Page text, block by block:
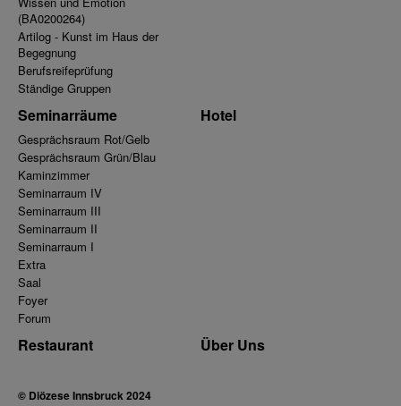
(BA0200264)
Artilog - Kunst im Haus der
Begegnung
Berufsreifeprüfung
Ständige Gruppen
Seminarräume
Gesprächsraum Rot/Gelb
Gesprächsraum Grün/Blau
Kaminzimmer
Seminarraum IV
Seminarraum III
Seminarraum II
Seminarraum I
Extra
Saal
Foyer
Forum
Hotel
Restaurant Über Uns
© Diözese Innsbruck 2024